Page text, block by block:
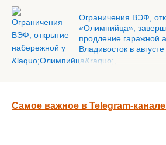
Ограничения ВЭФ,
«Олимпийца»,
продление гаражной
Владивосток в августе
Самое важное в Telegram-